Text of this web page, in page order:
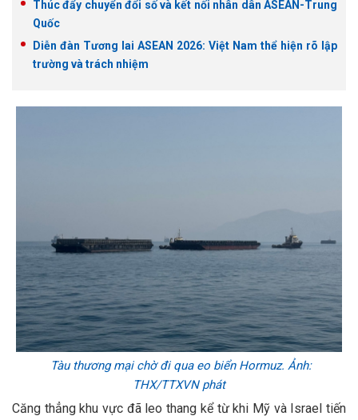
Thúc đẩy chuyển đổi số và kết nối nhân dân ASEAN-Trung
Quốc
Diễn đàn Tương lai ASEAN 2026: Việt Nam thể hiện rõ lập
trường và trách nhiệm
Tàu thương mại chờ đi qua eo biển Hormuz. Ảnh:
THX/TTXVN phát
Căng thẳng khu vực đã leo thang kể từ khi Mỹ và Israel tiến